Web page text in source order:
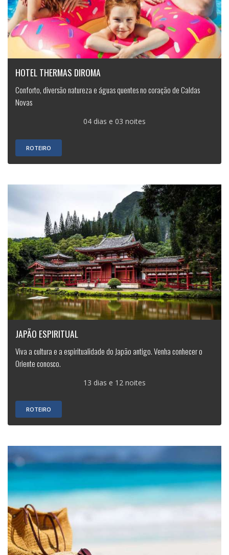
HOTEL THERMAS DIROMA
Conforto, diversão natureza e águas quentes no coração de Caldas
Novas
04 dias e 03 noites
ROTEIRO
JAPÃO ESPIRITUAL
Viva a cultura e a espiritualidade do Japão antigo. Venha conhecer o
Oriente conosco.
13 dias e 12 noites
ROTEIRO